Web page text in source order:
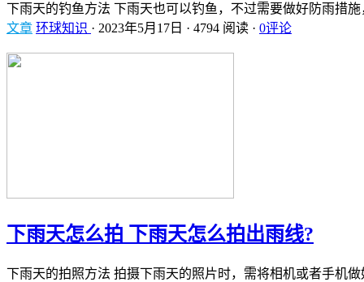
下雨天的钓鱼方法 下雨天也可以钓鱼，不过需要做好防雨措
文章 环球知识 · 2023年5月17日 · 4794 阅读 · 0评论
下雨天怎么拍 下雨天怎么拍出雨线?
下雨天的拍照方法 拍摄下雨天的照片时，需将相机或者手机